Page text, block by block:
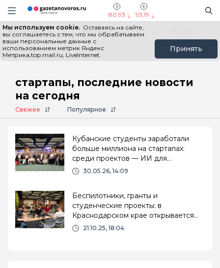
Информационный портал "ГазетаНоворос.ру"
Навигация сайта
80,93 93,19
Мы используем cookie. Оставаясь на сайте,
вы соглашаетесь с тем, что мы обрабатываем
ваши персональные данные с
использованием метрик Яндекс
Метрика,top.mail.ru, LiveInternet.
Принять
Все новости Новости России
Главная # стартапы
стартапы, последние новости
на сегодня
Свежее Популярное
Кубанские студенты заработали
больше миллиона на стартапах:
среди проектов — ИИ для
подготовки к ЕГЭ и устройство для
30.05.26, 14:09
Беспилотники, гранты и
студенческие проекты: в
Краснодарском крае открывается
новый сезон «Воронки стартапов»
21.10.25, 18:04